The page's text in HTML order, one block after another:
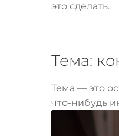
это сделать.
Тема:
Тема — это
что-нибудь